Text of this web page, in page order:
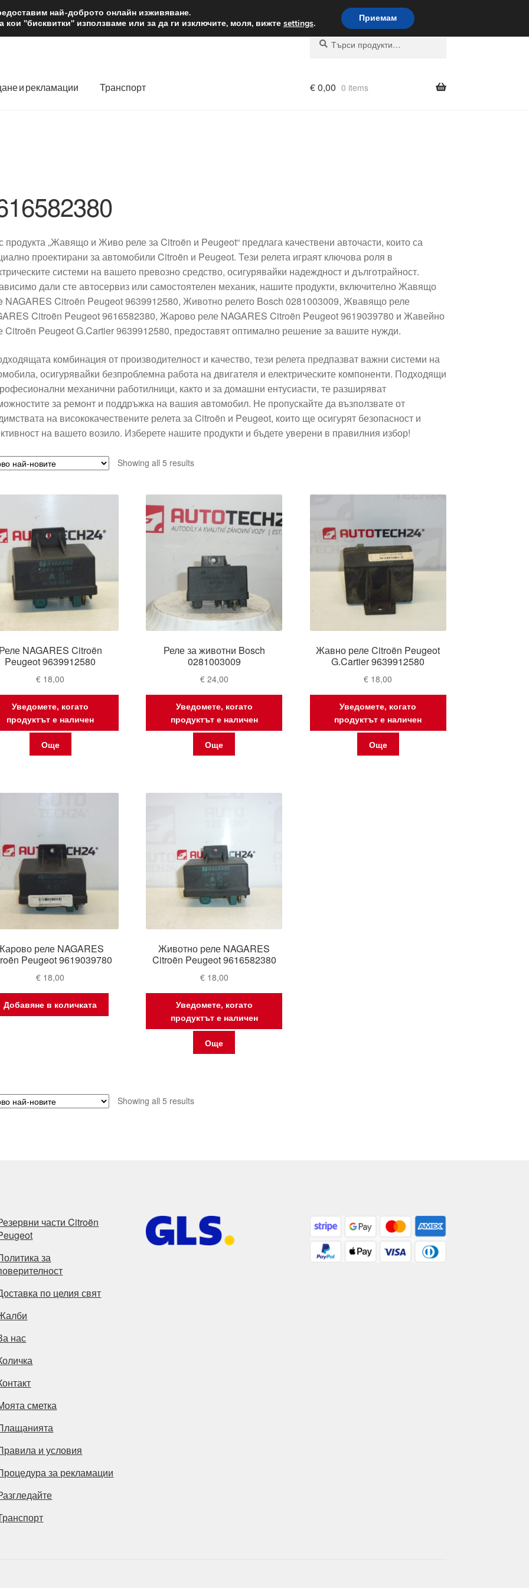
лв. Доставка по целия свят
Търсене
Търсене
и рекламации Транспорт €0,00 0 items
продукта „Жавящо и Живо реле за Citroën и Peugeot“ предлага качествени авточасти, които са
проектирани за автомобили Citroën и Peugeot. Тези релета играят ключова роля в
системи на вашето превозно средство, осигурявайки надеждност и дълготрайност.
дали сте автосервиз или самостоятелен механик, нашите продукти, включително Жавящо
NAGARES Citroën Peugeot 9639912580, Животно релето Bosch 0281003009, Жвавящо реле
Citroën Peugeot 9616582380, Жарово реле NAGARES Citroën Peugeot 9619039780 и Жавейно
Citroën Peugeot G.Cartier 9639912580, предоставят оптимално решение за вашите нужди.
комбинация от производителност и качество, тези релета предпазват важни системи на
осигурявайки безпроблемна работа на двигателя и електрическите компоненти. Подходящи
механични работилници, както и за домашни ентусиасти, те разширяват
за ремонт и поддръжка на вашия автомобил. Не пропускайте да възползвате от
на висококачествените релета за Citroën и Peugeot, които ще осигурят безопасност и
на вашето возило. Изберете нашите продукти и бъдете уверени в правилния избор!
Showing all 5 resultsSorted
NAGARES Citroën
Peugeot 9639912580
€ 18,00
Уведомете, когато
продуктът е наличен
Още
Реле за животни Bosch
0281003009
€24,00
Уведомете, когато
продуктът е наличен
Още
Жавно реле Citroën Peugeot
G.Cartier 9639912580
€ 18,00
Уведомете, когато
продуктът е наличен
Още
реле NAGARES
Peugeot 9619039780
€ 18,00
Добавяне в количката
Животно реле NAGARES
Citroën Peugeot 9616582380
€18,00
Уведомете, когато
продуктът е наличен
Още
Showing all 5 resultsSorted
части Citroën
за
по целия свят
нас
сметка
и условия
за рекламации
най-доброто онлайн изживяване.
"бисквитки" използваме или за да ги изключите, моля, вижте settings. Приемам